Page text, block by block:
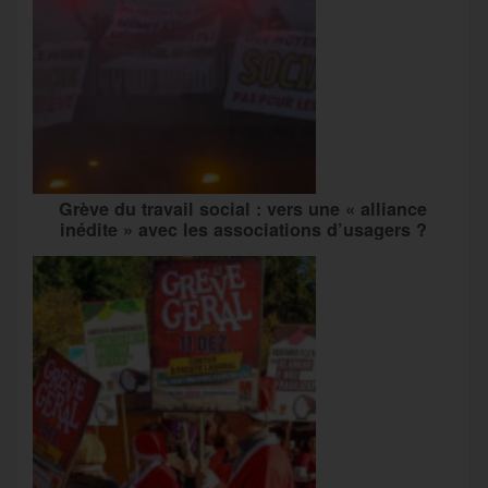
Grève du travail social : vers une « alliance
inédite » avec les associations d’usagers ?